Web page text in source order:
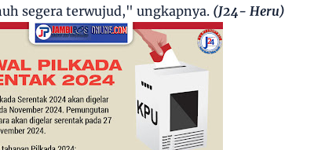
segera terwujud," ungkapnya.(J24- Heru)